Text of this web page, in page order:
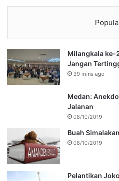
Milangkala ke-
Jangan
39 mins ago
Medan:
Jalanan
08/10/2019
Buah
08/10/2019
Pelantikan